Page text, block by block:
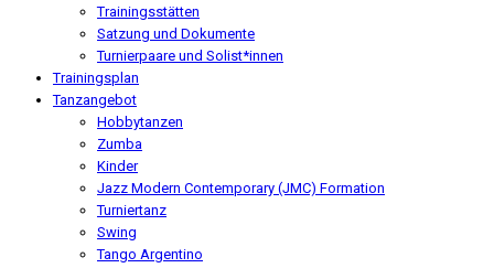
Trainingsstätten
Satzung und Dokumente
Turnierpaare und Solist*innen
Trainingsplan
Tanzangebot
Hobbytanzen
Zumba
Kinder
Jazz Modern Contemporary (JMC) Formation
Turniertanz
Swing
Tango Argentino